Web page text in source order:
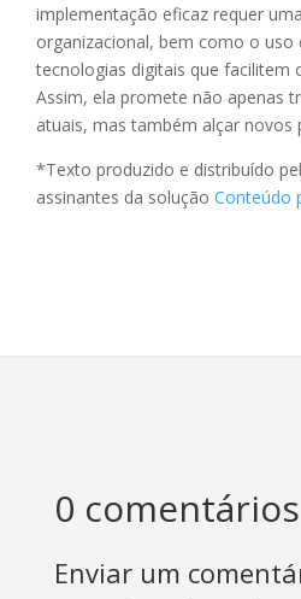
implementação eficaz requer
organizacional, bem como o uso
tecnologias digitais que facilitem
Assim, ela promete não apenas
atuais, mas também alçar novos
*Texto produzido e distribuído
assinantes da solução Conteúdo
0 comentários
Enviar um